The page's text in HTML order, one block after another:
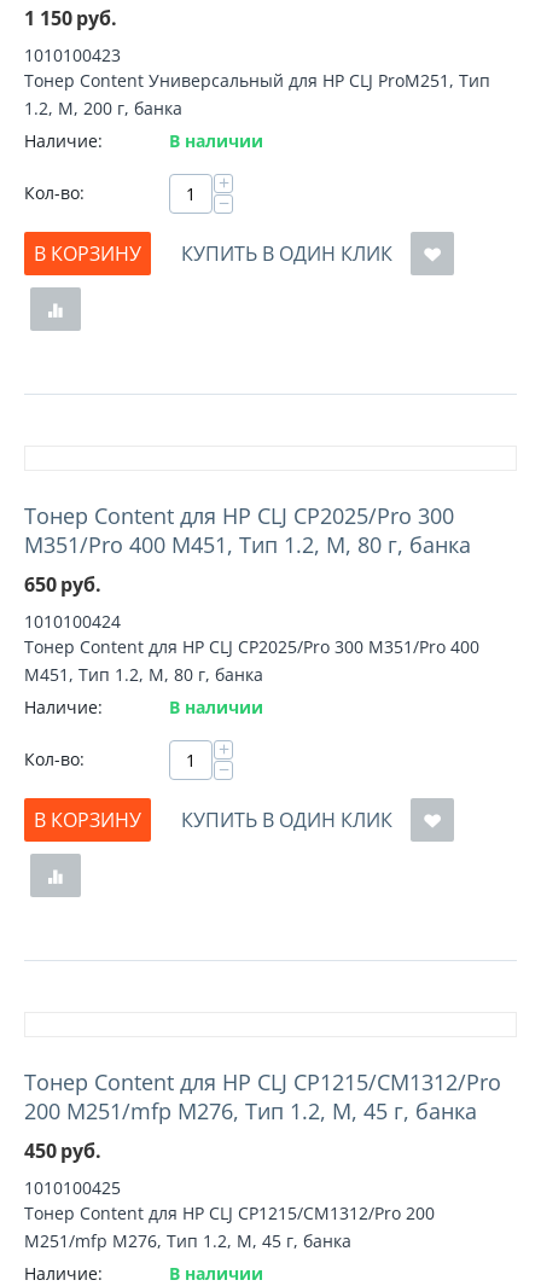
1 150руб.
1010100423
Тонер Content Универсальный для HP CLJ ProM251, Тип
1.2, M, 200 г, банка
Наличие:
В наличии
Кол-во: +
−
В КОРЗИНУ
КУПИТЬ В ОДИН КЛИК
Тонер Content для HP CLJ CP2025/Pro 300
M351/Pro 400 M451, Тип 1.2, M, 80 г, банка
650руб.
1010100424
Тонер Content для HP CLJ CP2025/Pro 300 M351/Pro 400
M451, Тип 1.2, M, 80 г, банка
Наличие:
В наличии
Кол-во: +
−
В КОРЗИНУ
КУПИТЬ В ОДИН КЛИК
Тонер Content для HP CLJ CP1215/CM1312/Pro
200 M251/mfp M276, Тип 1.2, M, 45 г, банка
450руб.
1010100425
Тонер Content для HP CLJ CP1215/CM1312/Pro 200
M251/mfp M276, Тип 1.2, M, 45 г, банка
Наличие:
В наличии